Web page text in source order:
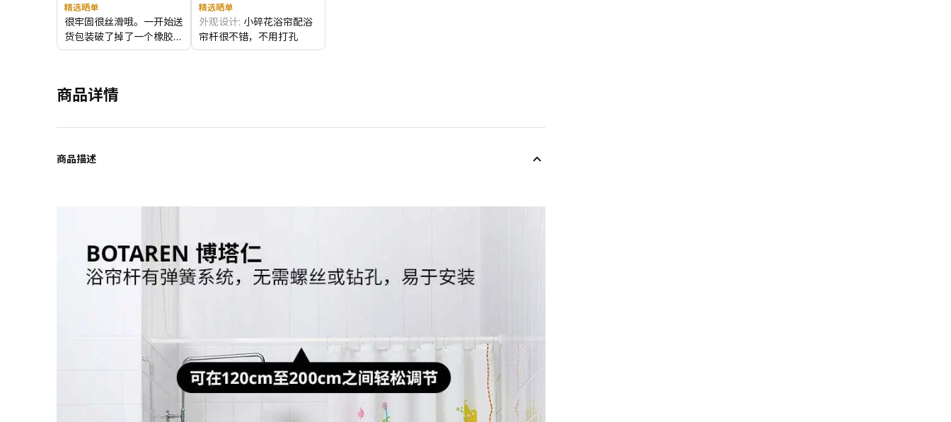
精选晒单
很牢固很丝滑哦。一开始送
货包装破了掉了一个橡胶
塞，去线下商场售后服务人
精选晒单
外观设计: 小碎花浴帘配浴
帘杆很不错，不用打孔
整体感受:很好，买了两套
商品详情
商品描述